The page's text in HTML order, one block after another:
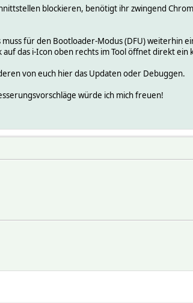
blockieren, benötigt ihr zwingend
für den Bootloader-Modus (DFU) weiterhin
auf das ℹ️-Icon oben rechts im Tool öffnet direkt
von euch hier das Updaten oder Debuggen.
würde ich mich freuen!